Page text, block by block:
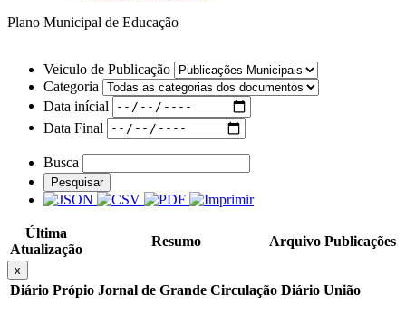
Plano Municipal de Educação
Veiculo de Publicação
Categoria
Data inícial
Data Final
Busca
Pesquisar
Última
Atualização
Resumo Arquivo Publicações
x
Diário Própio Jornal de Grande Circulação Diário União